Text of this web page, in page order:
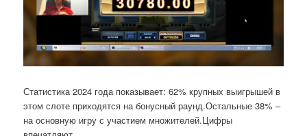
Статистика 2024 года показывает: 62% крупных выигрышей в
этом слоте приходятся на бонусный раунд.Остальные 38% –
на основную игру с участием множителей.Цифры